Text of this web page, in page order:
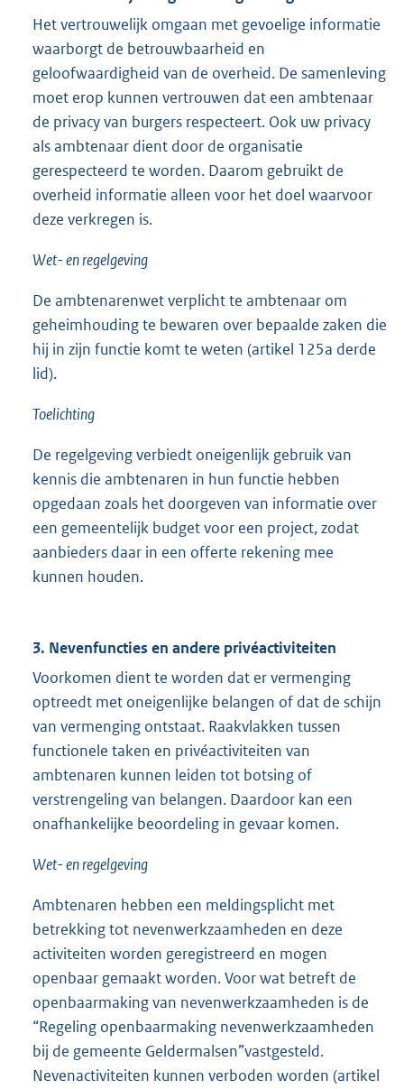
Het vertrouwelijk omgaan met gevoelige informatie
waarborgt de betrouwbaarheid en
geloofwaardigheid van de overheid. De samenleving
moet erop kunnen vertrouwen dat een ambtenaar
de privacy van burgers respecteert. Ook uw privacy
als ambtenaar dient door de organisatie
gerespecteerd te worden. Daarom gebruikt de
overheid informatie alleen voor het doel waarvoor
deze verkregen is.
Wet- en regelgeving
De ambtenarenwet verplicht te ambtenaar om
geheimhouding te bewaren over bepaalde zaken die
hij in zijn functie komt te weten (artikel 125a derde
lid).
Toelichting
De regelgeving verbiedt oneigenlijk gebruik van
kennis die ambtenaren in hun functie hebben
opgedaan zoals het doorgeven van informatie over
een gemeentelijk budget voor een project, zodat
aanbieders daar in een offerte rekening mee
kunnen houden.
3. Nevenfuncties en andere privéactiviteiten
Voorkomen dient te worden dat er vermenging
optreedt met oneigenlijke belangen of dat de schijn
van vermenging ontstaat. Raakvlakken tussen
functionele taken en privéactiviteiten van
ambtenaren kunnen leiden tot botsing of
verstrengeling van belangen. Daardoor kan een
onafhankelijke beoordeling in gevaar komen.
Wet- en regelgeving
Ambtenaren hebben een meldingsplicht met
betrekking tot nevenwerkzaamheden en deze
activiteiten worden geregistreerd en mogen
openbaar gemaakt worden. Voor wat betreft de
openbaarmaking van nevenwerkzaamheden is de
“Regeling openbaarmaking nevenwerkzaamheden
bij de gemeente Geldermalsen”vastgesteld.
Nevenactiviteiten kunnen verboden worden (artikel